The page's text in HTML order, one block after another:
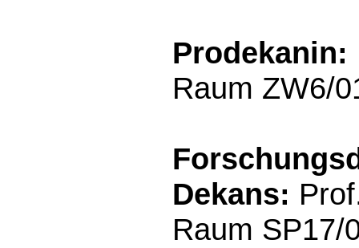
Prodekanin:
Raum ZW6/
Dekans:
Raum SP17/